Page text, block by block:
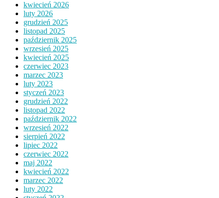
kwiecień 2026
luty 2026
grudzień 2025
listopad 2025
październik 2025
wrzesień 2025
kwiecień 2025
czerwiec 2023
marzec 2023
luty 2023
styczeń 2023
grudzień 2022
listopad 2022
październik 2022
wrzesień 2022
sierpień 2022
lipiec 2022
czerwiec 2022
maj 2022
kwiecień 2022
marzec 2022
luty 2022